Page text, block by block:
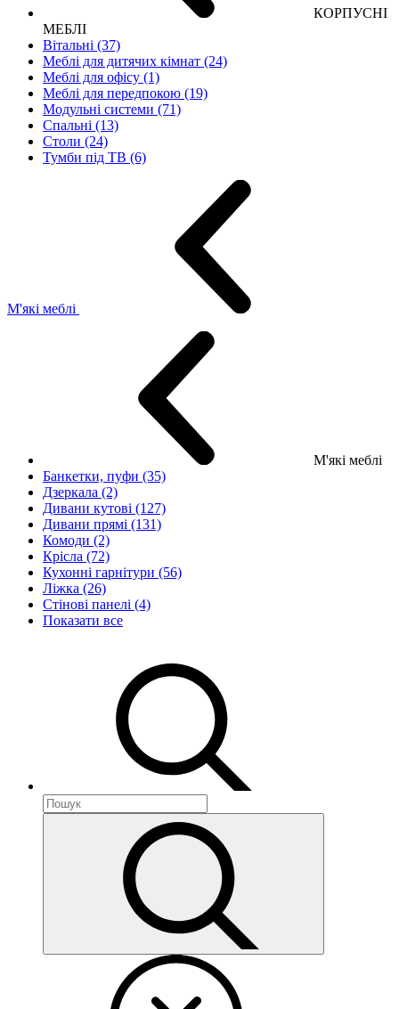
КОРПУСНІ
МЕБЛІ
Вітальні (37)
Меблі для дитячих кімнат (24)
Меблі для офісу (1)
Меблі для передпокою (19)
Модульні системи (71)
Спальні (13)
Столи (24)
Тумби під ТВ (6)
М'які меблі
М'які меблі
Банкетки, пуфи (35)
Дзеркала (2)
Дивани кутові (127)
Дивани прямі (131)
Комоди (2)
Крісла (72)
Кухонні гарнітури (56)
Ліжка (26)
Стінові панелі (4)
Показати все